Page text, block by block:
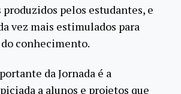
pelos estudantes, e
vez mais estimulados para
conhecimento.
da Jornada é a
a alunos e projetos que